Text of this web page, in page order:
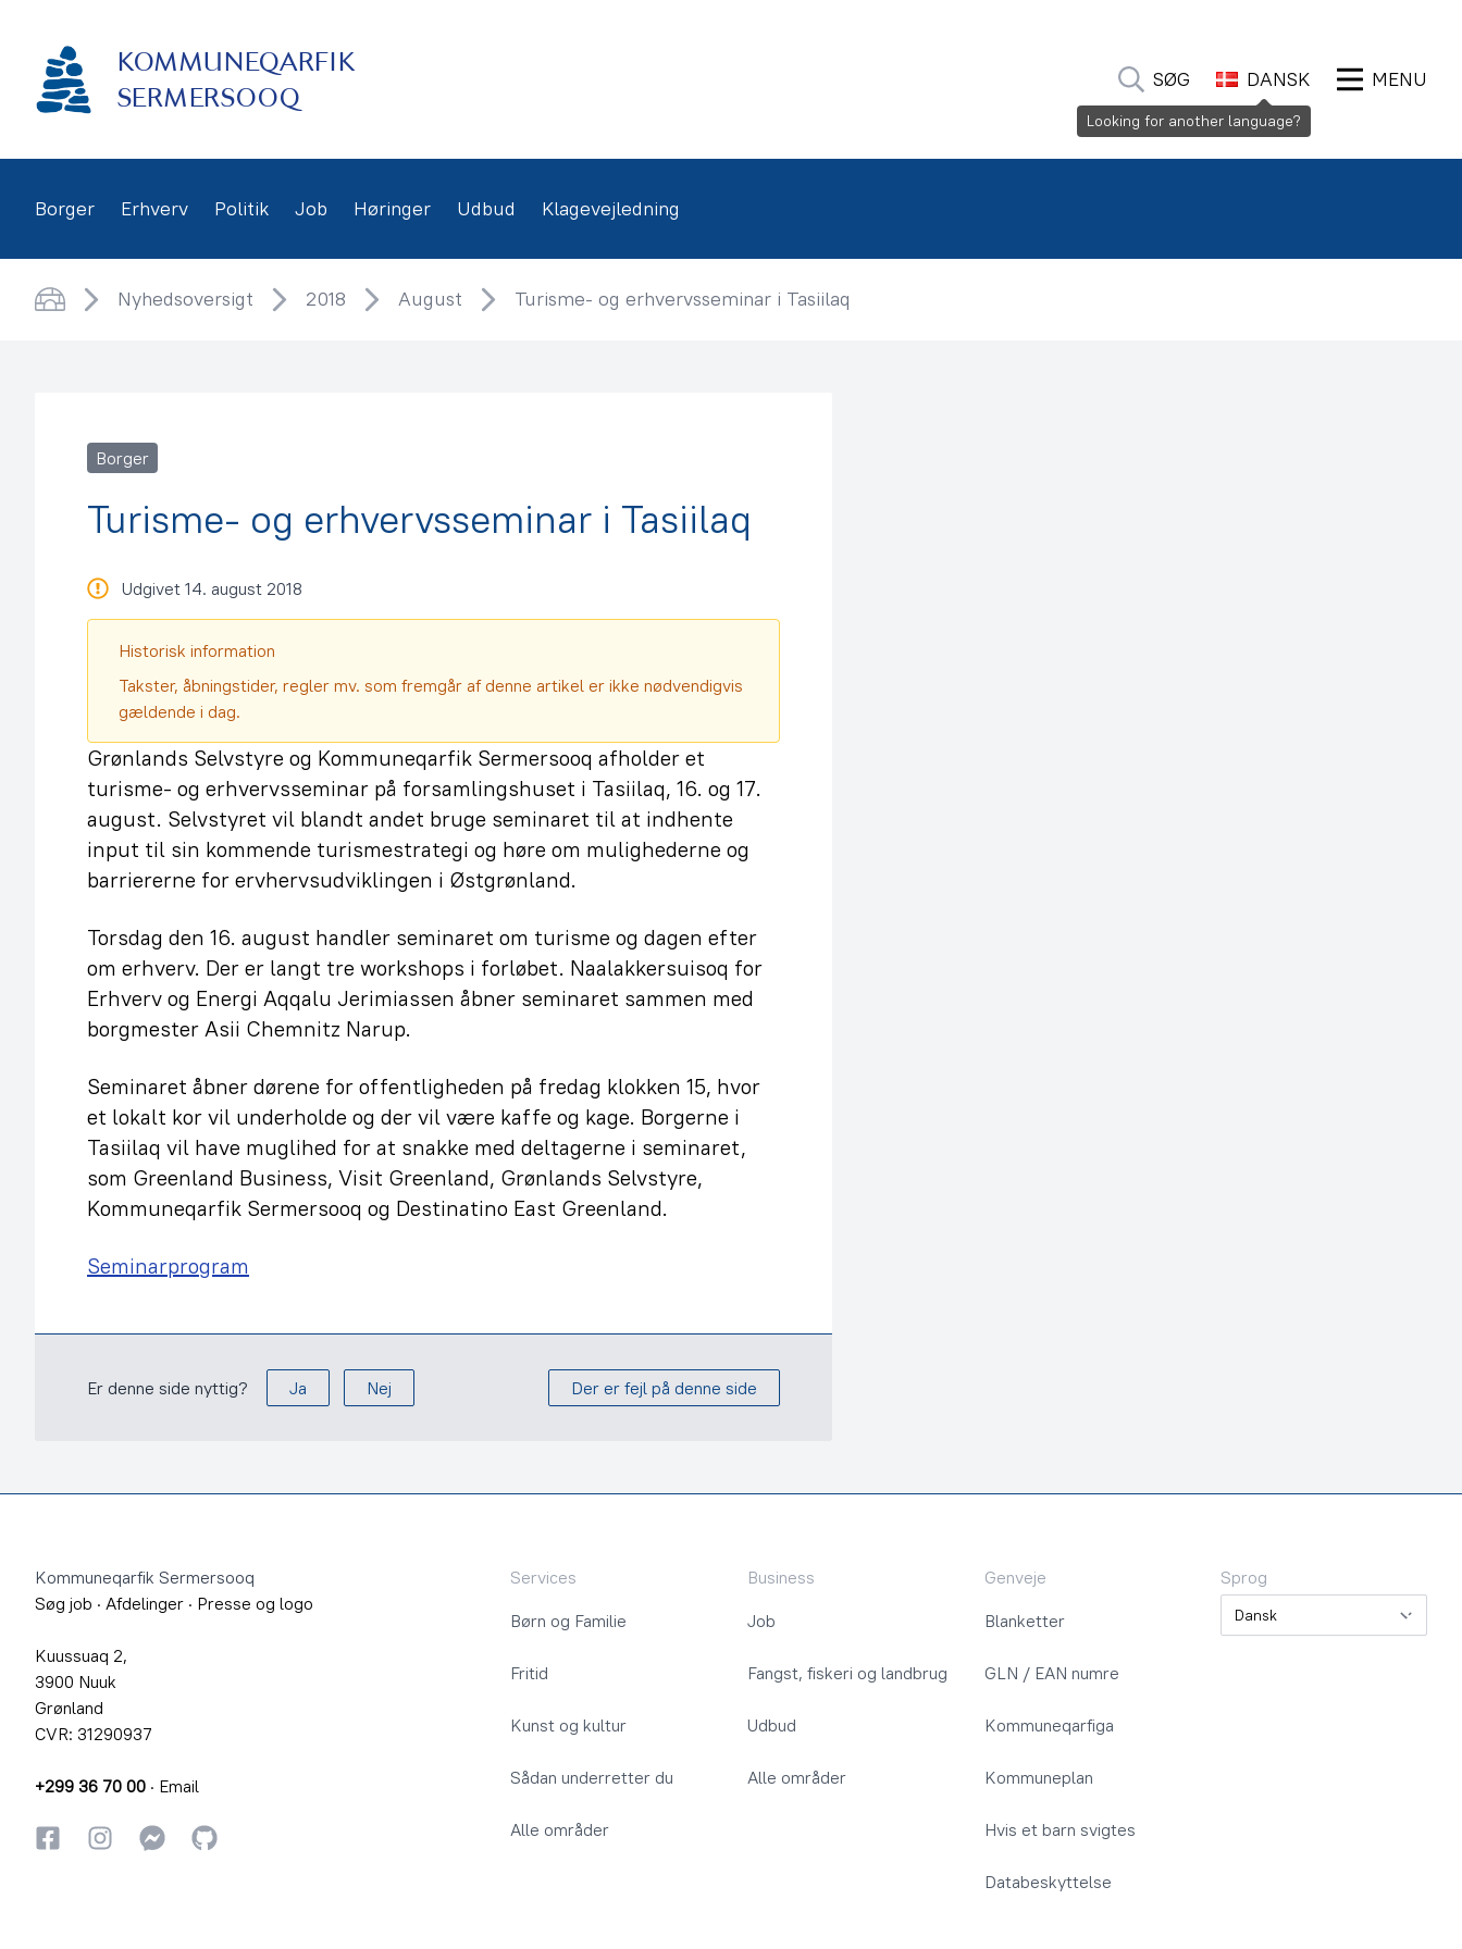
indhold
KOMMUNEQARFIK
SERMERSOOQ
SØG DANSK MENU
Borger Erhverv Politik Job Høringer Udbud Klagevejledning
Nyhedsoversigt 2018 August Turisme- og erhvervsseminar i Tasiilaq
Borger
Turisme- og erhvervsseminar i Tasiilaq
Udgivet 14. august 2018
Historisk information
Takster, åbningstider, regler mv. som fremgår af denne artikel er ikke nødvendigvis
gældende i dag.
Grønlands Selvstyre og Kommuneqarfik Sermersooq afholder et
turisme- og erhvervsseminar på forsamlingshuset i Tasiilaq, 16. og 17.
august. Selvstyret vil blandt andet bruge seminaret til at indhente
input til sin kommende turismestrategi og høre om mulighederne og
barriererne for ervhervsudviklingen i Østgrønland.
Torsdag den 16. august handler seminaret om turisme og dagen efter
om erhverv. Der er langt tre workshops i forløbet. Naalakkersuisoq for
Erhverv og Energi Aqqalu Jerimiassen åbner seminaret sammen med
borgmester Asii Chemnitz Narup.
Seminaret åbner dørene for offentligheden på fredag klokken 15, hvor
et lokalt kor vil underholde og der vil være kaffe og kage. Borgerne i
Tasiilaq vil have muglihed for at snakke med deltagerne i seminaret,
som Greenland Business, Visit Greenland, Grønlands Selvstyre,
Kommuneqarfik Sermersooq og Destinatino East Greenland.
Seminarprogram
Er denne side nyttig? Ja Nej Der er fejl på denne side
Kommuneqarfik Sermersooq
Søg job · Afdelinger · Presse og logo
Kuussuaq 2,
3900 Nuuk
Grønland
CVR: 31290937
+299 36 70 00 · Email
FacebookInstagramInstagram
GitHub
Services
Børn og Familie
Fritid
Kunst og kultur
Sådan underretter du
Alle områder
Business
Job
Fangst, fiskeri og landbrug
Udbud
Alle områder
Genveje
Blanketter
GLN / EAN numre
Kommuneqarfiga
Kommuneplan
Hvis et barn svigtes
Databeskyttelse
Sprog
Sprog
Looking for another language?